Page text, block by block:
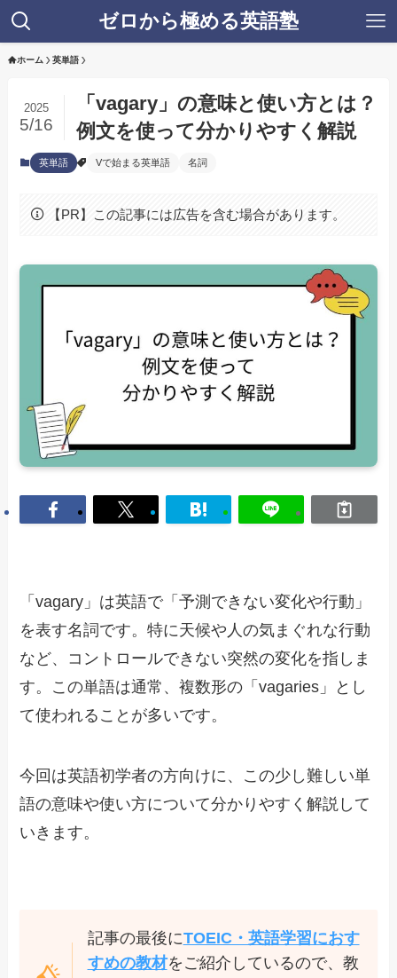
ゼロから極める英語塾
ホーム 英単語
「vagary」の意味と使い方とは？
例文を使って分かりやすく解説
2025
5/16
英単語 Vで始まる英単語 名詞
【PR】この記事には広告を含む場合があります。
「vagary」は英語で「予測できない変化や行動」
を表す名詞です。特に天候や人の気まぐれな行動
など、コントロールできない突然の変化を指しま
す。この単語は通常、複数形の「vagaries」とし
て使われることが多いです。
今回は英語初学者の方向けに、この少し難しい単
語の意味や使い方について分かりやすく解説して
いきます。
記事の最後にTOEIC・英語学習におす
すめの教材をご紹介しているので、教